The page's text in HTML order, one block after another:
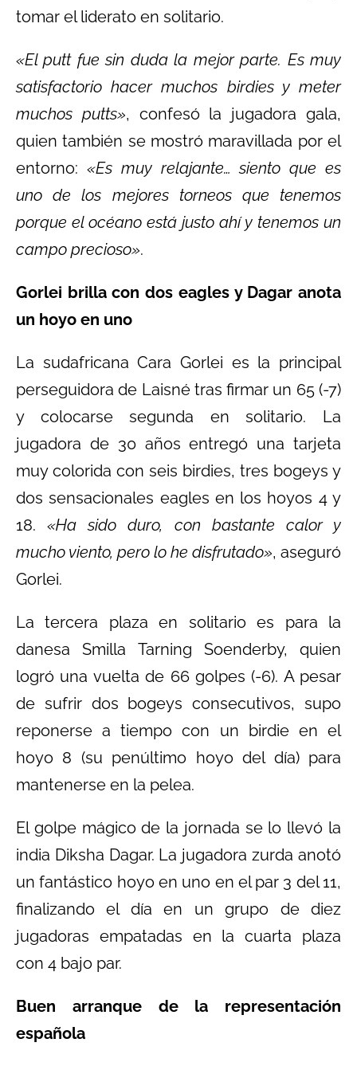
tomar el liderato en solitario.
«El putt fue sin duda la mejor parte. Es muy
satisfactorio hacer muchos birdies y meter
muchos putts», confesó la jugadora gala,
quien también se mostró maravillada por el
entorno: «Es muy relajante… siento que es
uno de los mejores torneos que tenemos
porque el océano está justo ahí y tenemos un
campo precioso».
Gorlei brilla con dos eagles y Dagar anota
un hoyo en uno
La sudafricana Cara Gorlei es la principal
perseguidora de Laisné tras firmar un 65 (-7)
y colocarse segunda en solitario. La
jugadora de 30 años entregó una tarjeta
muy colorida con seis birdies, tres bogeys y
dos sensacionales eagles en los hoyos 4 y
18.«Ha sido duro, con bastante calor y
mucho viento, pero lo he disfrutado», aseguró
Gorlei.
La tercera plaza en solitario es para la
danesa Smilla Tarning Soenderby, quien
logró una vuelta de 66 golpes (-6). A pesar
de sufrir dos bogeys consecutivos, supo
reponerse a tiempo con un birdie en el
hoyo 8 (su penúltimo hoyo del día) para
mantenerse en la pelea.
El golpe mágico de la jornada se lo llevó la
india Diksha Dagar. La jugadora zurda anotó
un fantástico hoyo en uno en el par 3 del 11,
finalizando el día en un grupo de diez
jugadoras empatadas en la cuarta plaza
con 4 bajo par.
Buen arranque de la representación
española